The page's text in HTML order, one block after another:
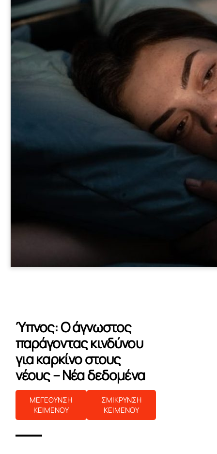
Ύπνος: Ο άγνωστος
παράγοντας κινδύνου
για καρκίνο στους
νέους – Νέα δεδομένα
ΜΕΓΕΘΥΝΣΗ
ΚΕΙΜΕΝΟΥ
ΣΜΙΚΡΥΝΣΗ
ΚΕΙΜΕΝΟΥ